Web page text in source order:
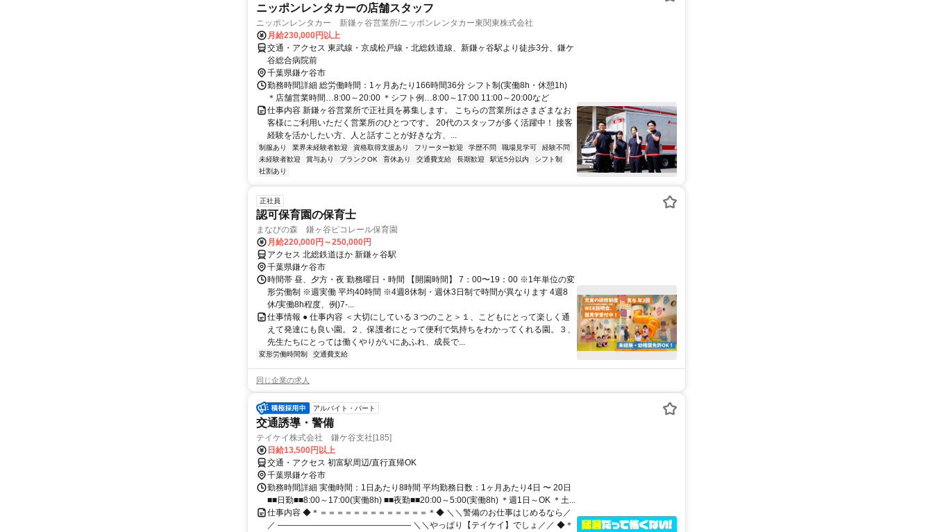
ニッポンレンタカーの店舗スタッフ
ニッポンレンタカー 新鎌ヶ谷営業所/ニッポンレンタカー東関東株式会社
月給230,000円以上
交通・アクセス 東武線・京成松戸線・北総鉄道線、新鎌ヶ谷駅より徒歩3分、鎌ケ
谷総合病院前
千葉県鎌ケ谷市
勤務時間詳細 総労働時間：1ヶ月あたり166時間36分 シフト制(実働8h・休憩1h)
＊店舗営業時間…8:00～20:00 ＊シフト例…8:00～17:00 11:00～20:00など
仕事内容 新鎌ヶ谷営業所で正社員を募集します。 こちらの営業所はさまざまなお
客様にご利用いただく営業所のひとつです。 20代のスタッフが多く活躍中！ 接客
経験を活かしたい方、人と話すことが好きな方、...
制服あり 業界未経験者歓迎 資格取得支援あり フリーター歓迎 学歴不問 職場見学可
経験不問
未経験者歓迎
賞与あり ブランクOK 育休あり 交通費支給 長期歓迎 駅近5分以内
シフト制
社割あり
正社員
認可保育園の保育士
まなびの森 鎌ヶ谷ピコレール保育園
月給220,000円～250,000円
アクセス 北総鉄道ほか 新鎌ヶ谷駅
千葉県鎌ケ谷市
時間帯 昼、夕方・夜 勤務曜日・時間 【開園時間】 7：00〜19：00 ※1年単位の変
形労働制 ※週実働 平均40時間 ※4週8休制・週休3日制で時間が異なります 4週8
休/実働8h程度、例)7-...
仕事情報 ● 仕事内容 ＜大切にしている３つのこと＞１、こどもにとって楽しく通
えて発達にも良い園。２、保護者にとって便利で気持ちをわかってくれる園。３、
先生たちにとっては働くやりがいにあふれ、成長で...
変形労働時間制 交通費支給
同じ企業の求人
アルバイト・パート
交通誘導・警備
テイケイ株式会社 鎌ケ谷支社[185]
日給13,500円以上
交通・アクセス 初富駅周辺/直行直帰OK
千葉県鎌ケ谷市
勤務時間詳細 実働時間：1日あたり8時間 平均勤務日数：1ヶ月あたり4日 〜 20日
■■日勤■■8:00～17:00(実働8h) ■■夜勤■■20:00～5:00(実働8h) ＊週1日～OK ＊土...
仕事内容 ◆＊＝＝＝＝＝＝＝＝＝＝＝＝＝＊◆ ＼＼警備のお仕事はじめるなら／
／ ―――――――――――――――― ＼＼やっぱり【テイケイ】でしょ／／ ◆＊